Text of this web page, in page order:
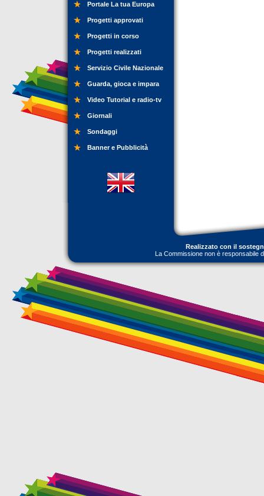
Portale La tua Europa
Progetti approvati
Progetti in corso
Progetti realizzati
Servizio Civile Nazionale
Guarda, gioca e impara
Video Tutorial e radio-tv
Giornali
Sondaggi
Banner e Pubblicità
Realizzato con il
La Commissione non è responsabile